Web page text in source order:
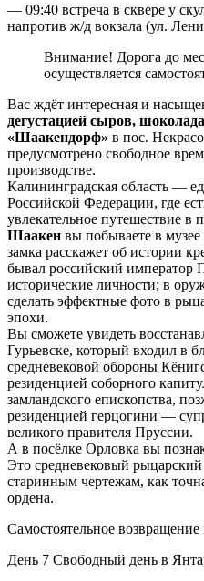
— 09:40 встреча в сквере у
напротив ж/д вокзала (ул.
Внимание! Дорога до
осуществляется
Вас ждёт интересная и
дегустацией сыров,
«Шаакендорф» в пос.
предусмотрено свободное
производстве.
Калининградская область —
Российской Федерации, где
увлекательное путешествие в
Шаакен вы побываете в
замка расскажет об истории
бывал российский император
исторические личности; в
сделать эффектные фото в
эпохи.
Вы сможете увидеть
Гурьевске, который входил
средневековой обороны
резиденцией соборного
замландского епископства,
резиденцией герцогини —
великого правителя Пруссии.
А в посёлке Орловка вы
Это cредневековый
старинным чертежам, как
ордена.
Самостоятельное
День 7 Свободный день в